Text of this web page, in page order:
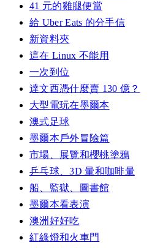
41 元的雞腿便當
給 Uber Eats 的分手信
新資料夾
這在 Linux 不能用
一次到位
達文西憑什麼賣 130 億？
大型電玩在墨爾本
澳式足球
墨爾本戶外冒險篇
市場、展覽和櫻桃塗鴉
乒乓球、3D 暈和咖啡暈
船、監獄、圖書館
墨爾本看表演
澳洲好好吃
紅綠燈和火車門